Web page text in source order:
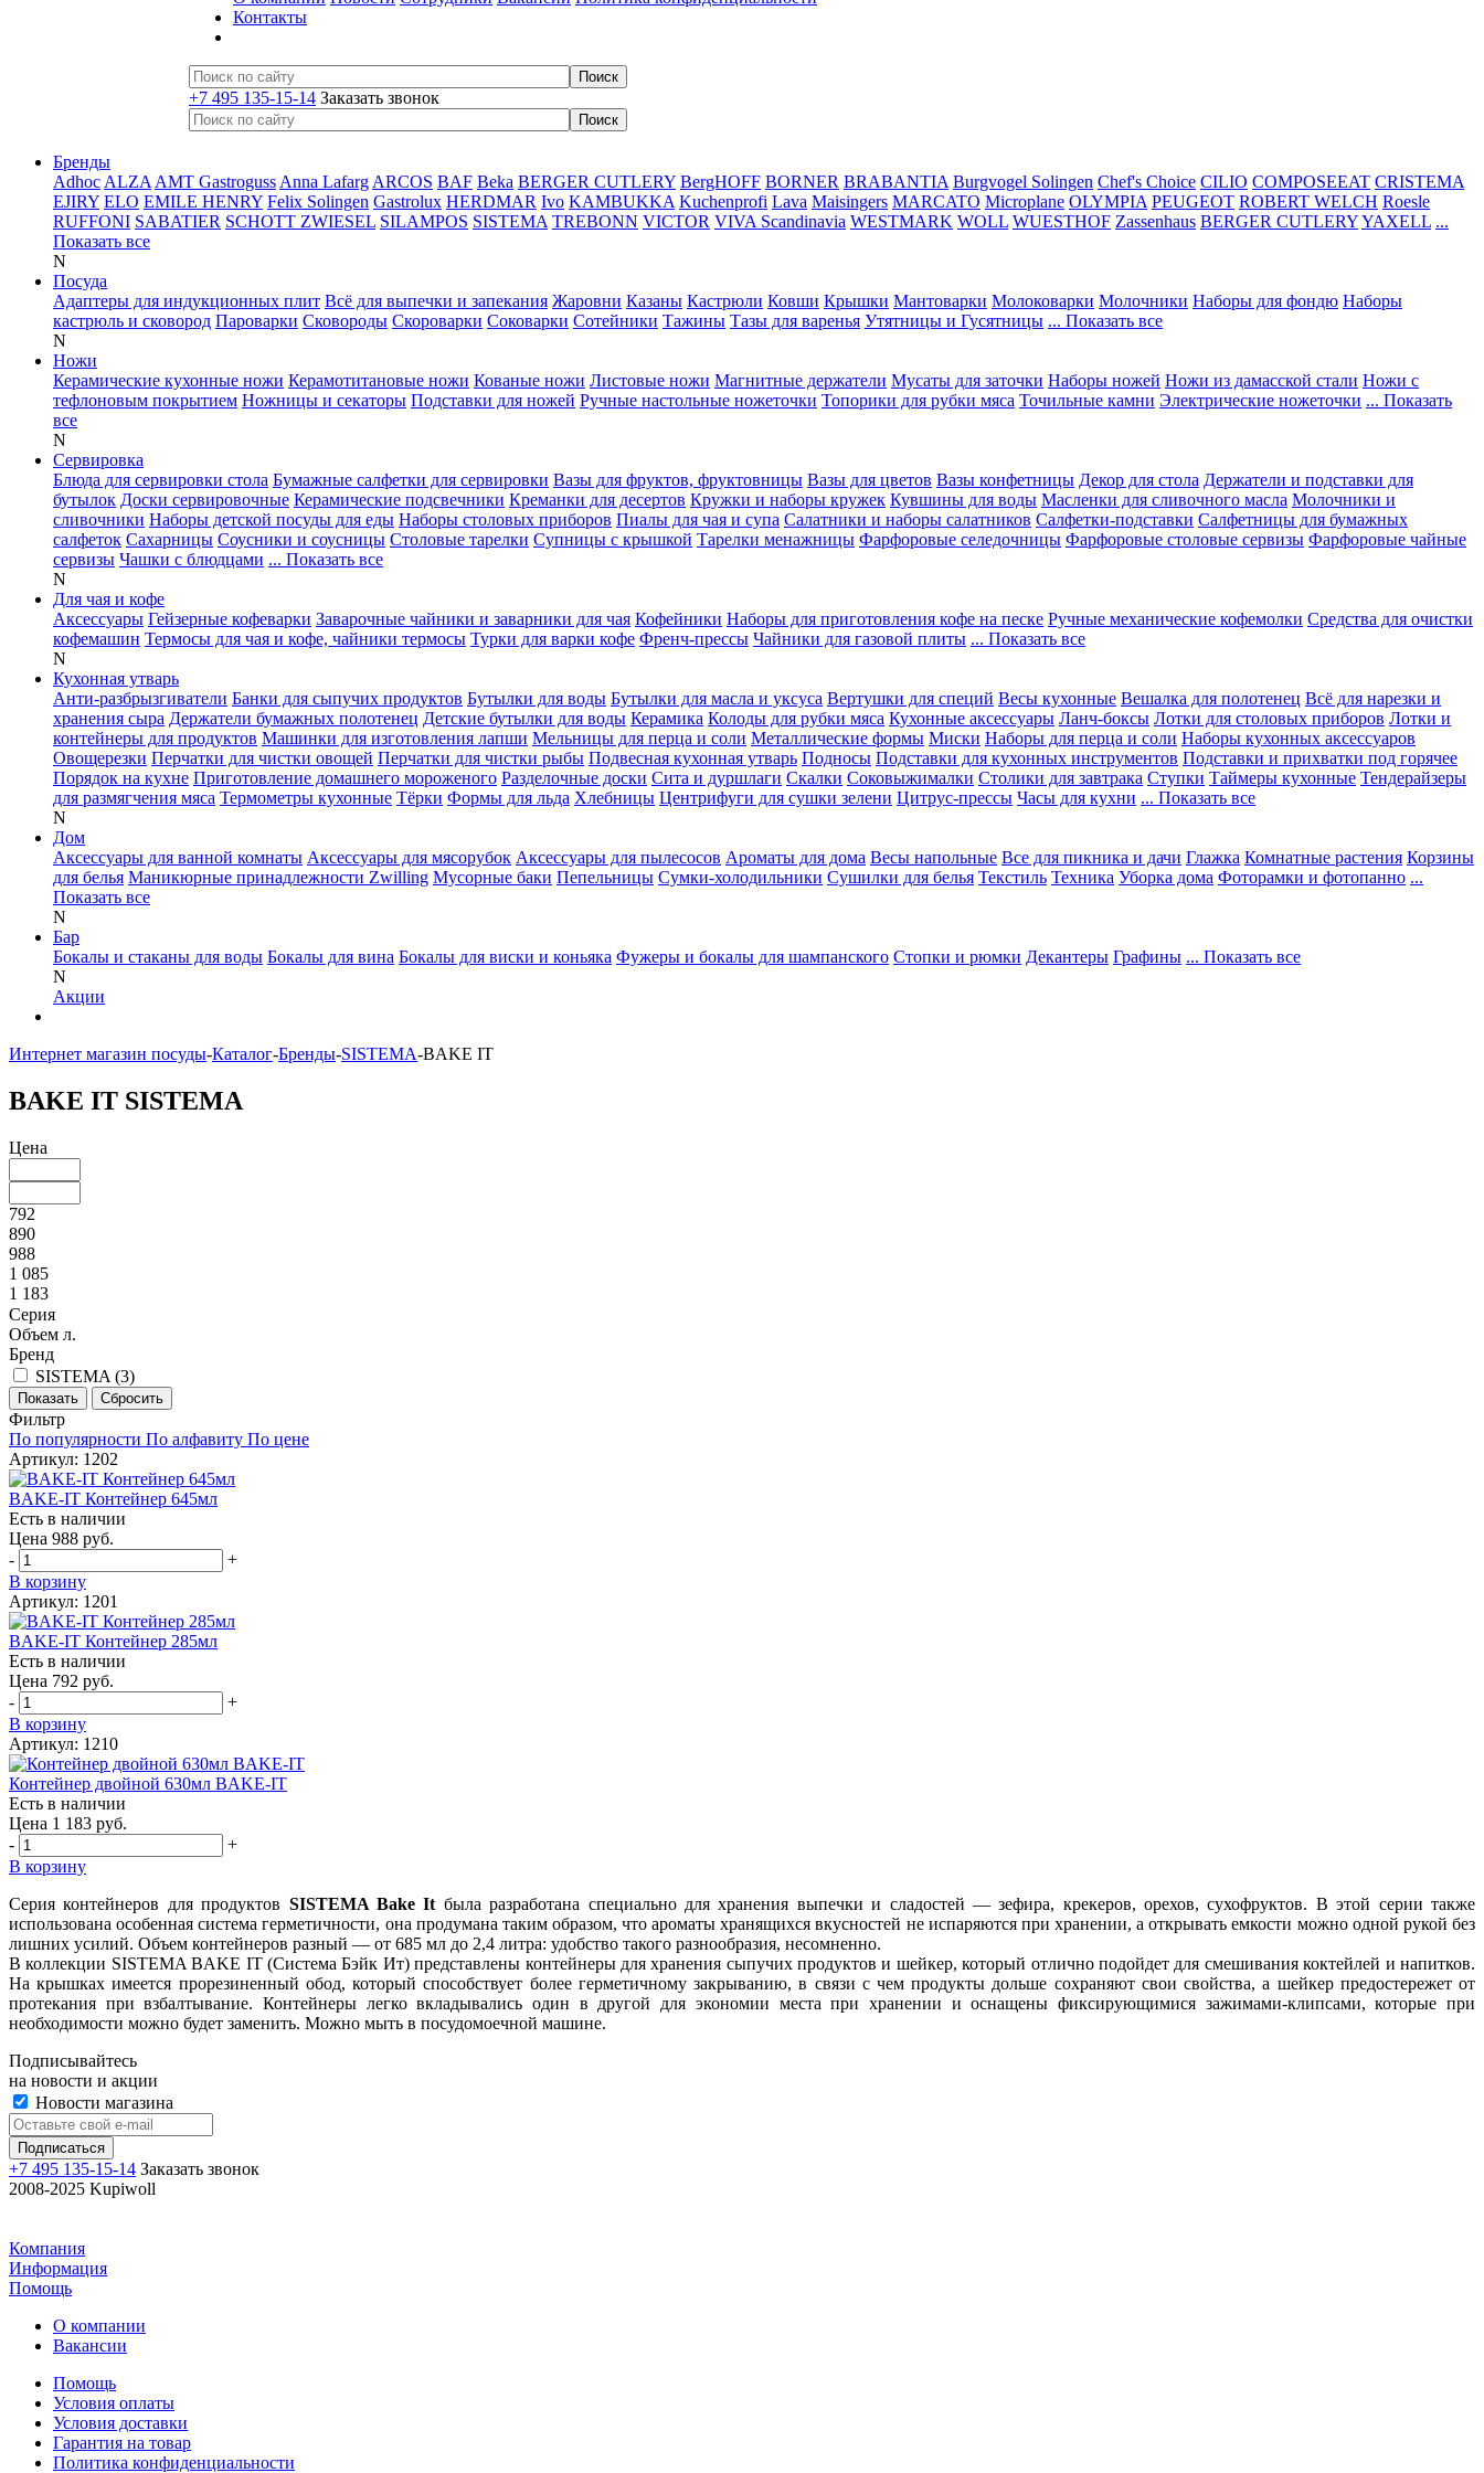
Контакты
+7 495 135-15-14 Заказать звонок
Бренды
Adhoc ALZA AMT Gastroguss Anna Lafarg ARCOS BAF Beka BERGER CUTLERY BergHOFF BORNER BRABANTIA Burgvogel Solingen Chef's Choice CILIO COMPOSEEAT CRISTEMA
EJIRY ELO EMILE HENRY Felix Solingen Gastrolux HERDMAR Ivo KAMBUKKA Kuchenprofi Lava Maisingers MARCATO Microplane OLYMPIA PEUGEOT ROBERT WELCH Roesle
RUFFONI SABATIER SCHOTT ZWIESEL SILAMPOS SISTEMA TREBONN VICTOR VIVA Scandinavia WESTMARK WOLL WUESTHOF Zassenhaus BERGER CUTLERYYAXELL ...
Показать все
N
Посуда
Адаптеры для индукционных плит Всё для выпечки и запекания Жаровни Казаны Кастрюли Ковши Крышки Мантоварки Молоковарки Молочники Наборы для фондю Наборы
кастрюль и сковород Пароварки Сковороды Скороварки Соковарки Сотейники Тажины Тазы для варенья Утятницы и Гусятницы ... Показать все
N
Ножи
Керамические кухонные ножи Керамотитановые ножи Кованые ножи Листовые ножи Магнитные держатели Мусаты для заточки Наборы ножей Ножи из дамасской стали Ножи с
тефлоновым покрытием Ножницы и секаторы Подставки для ножей Ручные настольные ножеточки Топорики для рубки мяса Точильные камни Электрические ножеточки ... Показать
все
N
Сервировка
Блюда для сервировки стола Бумажные салфетки для сервировки Вазы для фруктов, фруктовницы Вазы для цветов Вазы конфетницы Декор для стола Держатели и подставки для
бутылок Доски сервировочные Керамические подсвечники Креманки для десертов Кружки и наборы кружек Кувшины для воды Масленки для сливочного масла Молочники и
сливочники Наборы детской посуды для еды Наборы столовых приборов Пиалы для чая и супа Салатники и наборы салатников Салфетки-подставки Салфетницы для бумажных
салфеток Сахарницы Соусники и соусницы Столовые тарелки Супницы с крышкой Тарелки менажницы Фарфоровые селедочницы Фарфоровые столовые сервизы Фарфоровые чайные
сервизы Чашки с блюдцами ... Показать все
N
Для чая и кофе
Аксессуары Гейзерные кофеварки Заварочные чайники и заварники для чая Кофейники Наборы для приготовления кофе на песке Ручные механические кофемолки Средства для очистки
кофемашин Термосы для чая и кофе, чайники термосы Турки для варки кофе Френч-прессы Чайники для газовой плиты ... Показать все
N
Кухонная утварь
Анти-разбрызгиватели Банки для сыпучих продуктов Бутылки для воды Бутылки для масла и уксуса Вертушки для специй Весы кухонные Вешалка для полотенец Всё для нарезки и
хранения сыра Держатели бумажных полотенец Детские бутылки для воды Керамика Колоды для рубки мяса Кухонные аксессуары Ланч-боксы Лотки для столовых приборов Лотки и
контейнеры для продуктов Машинки для изготовления лапши Мельницы для перца и соли Металлические формы Миски Наборы для перца и соли Наборы кухонных аксессуаров
Овощерезки Перчатки для чистки овощей Перчатки для чистки рыбы Подвесная кухонная утварь Подносы Подставки для кухонных инструментов Подставки и прихватки под горячее
Порядок на кухне Приготовление домашнего мороженого Разделочные доски Сита и дуршлаги Скалки Соковыжималки Столики для завтрака Ступки Таймеры кухонные Тендерайзеры
для размягчения мяса Термометры кухонные Тёрки Формы для льда Хлебницы Центрифуги для сушки зелени Цитрус-прессы Часы для кухни ... Показать все
N
Дом
Аксессуары для ванной комнаты Аксессуары для мясорубок Аксессуары для пылесосов Ароматы для дома Весы напольные Все для пикника и дачи Глажка Комнатные растения Корзины
для белья Маникюрные принадлежности Zwilling Мусорные баки Пепельницы Сумки-холодильники Сушилки для белья Текстиль Техника Уборка дома Фоторамки и фотопанно ...
Показать все
N
Бар
Бокалы и стаканы для воды Бокалы для вина Бокалы для виски и коньяка Фужеры и бокалы для шампанского Стопки и рюмки Декантеры Графины ... Показать все
N
Акции
Интернет магазин посуды-Каталог-Бренды-SISTEMA-BAKE IT
BAKE IT SISTEMA
Цена
792
890
988
1 085
1 183
Серия
Объем л.
Бренд
SISTEMA (3)
Фильтр
По популярности По алфавиту По цене
Артикул: 1202
BAKE-IT Контейнер 645мл
Есть в наличии
Цена 988 руб.
-
+
В корзину
Артикул: 1201
BAKE-IT Контейнер 285мл
Есть в наличии
Цена 792 руб.
-
+
В корзину
Артикул: 1210
Контейнер двойной 630мл BAKE-IT
Есть в наличии
Цена 1 183 руб.
-
+
В корзину
Серия контейнеров для продуктов SISTEMA Bake It была разработана специально для хранения выпечки и сладостей — зефира, крекеров, орехов, сухофруктов. В этой серии также
использована особенная система герметичности, она продумана таким образом, что ароматы хранящихся вкусностей не испаряются при хранении, а открывать емкости можно одной рукой без
лишних усилий. Объем контейнеров разный — от 685 мл до 2,4 литра: удобство такого разнообразия, несомненно.
В коллекции SISTEMA BAKE IT (Система Бэйк Ит) представлены контейнеры для хранения сыпучих продуктов и шейкер, который отлично подойдет для смешивания коктейлей и напитков.
На крышках имеется прорезиненный обод, который способствует более герметичному закрыванию, в связи с чем продукты дольше сохраняют свои свойства, а шейкер предостережет от
протекания при взбалтывание. Контейнеры легко вкладывались один в другой для экономии места при хранении и оснащены фиксирующимися зажимами-клипсами, которые при
необходимости можно будет заменить. Можно мыть в посудомоечной машине.
Подписывайтесь
на новости и акции
Новости магазина
+7 495 135-15-14 Заказать звонок
2008-2025 Kupiwoll
Компания
Информация
Помощь
О компании
Вакансии
Помощь
Условия оплаты
Условия доставки
Гарантия на товар
Политика конфиденциальности